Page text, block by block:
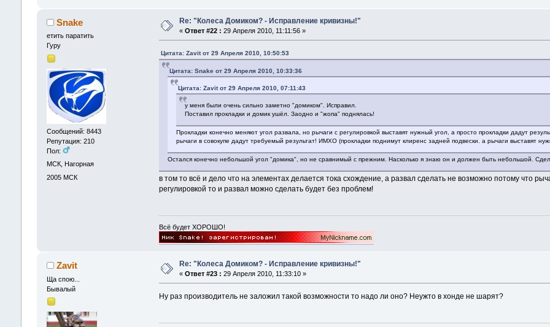
Snake
етить паратить
Гуру
Сообщений: 8443
Репутация: 210
Пол:
МСК, Нагорная
2005 МСК
Re: "Колеса Домиком? - Исправление кривизны!"
« Ответ #22 : 29 Апреля 2010, 11:11:56 »
Цитата: Zavit от 29 Апреля 2010, 10:50:53
Цитата: Snake от 29 Апреля 2010, 10:33:36
Цитата: Zavit от 29 Апреля 2010, 07:11:43
у меня были очень сильно заметно "домиком". Исправил.
Поставил прокладки и домик ушёл. Заодно и "жопа" поднялась!
Прокладки конечно меняют угол развала, но рычаги с регулировкой выставят нужный угол, а просто прокладки дадут
рычаги в совокупе дадут требуемый результат! ИМХО (прокладки поднимут клиренс задней подвески. а рычаги выставят
Остался конечно небольшой угол "домика", но не сравнимый с прежним. Насколько я знаю он и должен быть небольшой.
в том то всё и дело что на элементах делается тока схождение, а развал сделать не возможно потому что
регулировкой то и развал можно сделать будет без проблем!
Всё будет ХОРОШО!
Zavit
Ща спою...
Бывалый
Re: "Колеса Домиком? - Исправление кривизны!"
« Ответ #23 : 29 Апреля 2010, 11:33:10 »
Ну раз производитель не заложил такой возможности то надо ли оно? Неужто в хонде не шарят?